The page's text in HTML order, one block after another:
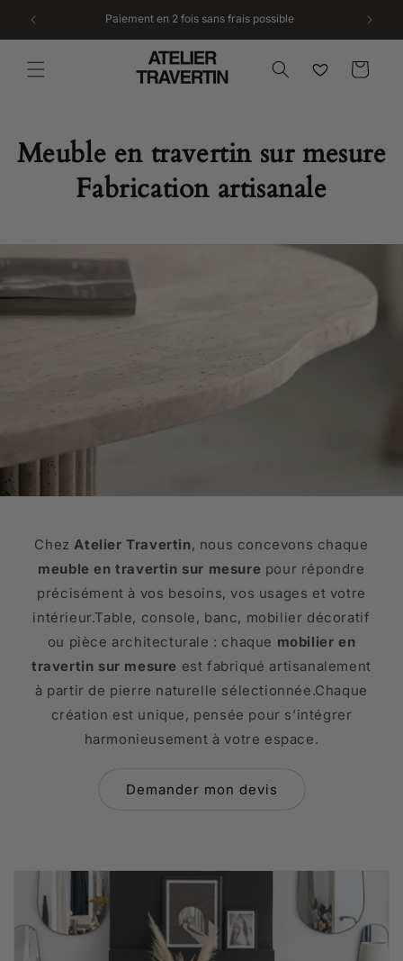
passer
Paiement en 2 fois sans frais possible
Wishlist Panier
Meuble en travertin sur mesure
Fabrication artisanale
ChezAtelier Travertin, nous concevons chaque
meuble en travertin sur mesure pour répondre
précisément à vos besoins, vos usages et votre
intérieur.Table, console, banc, mobilier décoratif
ou pièce architecturale : chaque mobilier en
travertin sur mesure est fabriqué artisanalement
à partir de pierre naturelle sélectionnée.Chaque
création est unique, pensée pour s’intégrer
harmonieusement à votre espace.
Demander mon devis